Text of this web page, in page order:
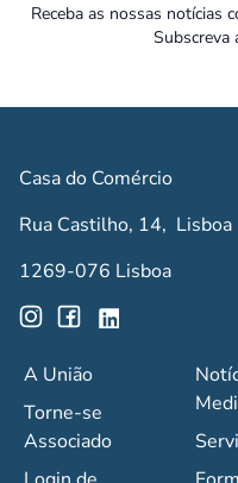
Receba as nossas notícias
Subscreva
Casa do Comércio
Rua Castilho, 14, Lisboa
1269-076 Lisboa
A União
Torne-se
Associado